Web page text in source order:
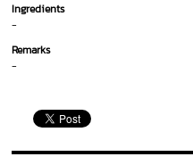
Ingredients
-
Remarks
-